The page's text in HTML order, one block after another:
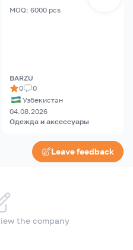
MOQ: 6000 pcs
BARZU
0
0
Узбекистан
04.08.2026
Одежда и аксессуары
Leave feedback
the company